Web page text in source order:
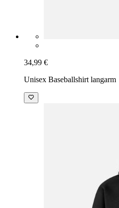
34,99 €
Unisex Baseballshirt langarm